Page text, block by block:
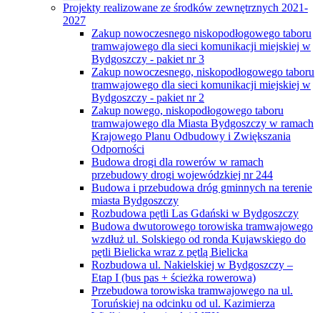
Projekty realizowane ze środków zewnętrznych 2021-
2027
Zakup nowoczesnego niskopodłogowego taboru
tramwajowego dla sieci komunikacji miejskiej w
Bydgoszczy - pakiet nr 3
Zakup nowoczesnego, niskopodłogowego taboru
tramwajowego dla sieci komunikacji miejskiej w
Bydgoszczy - pakiet nr 2
Zakup nowego, niskopodłogowego taboru
tramwajowego dla Miasta Bydgoszczy w ramach
Krajowego Planu Odbudowy i Zwiększania
Odporności
Budowa drogi dla rowerów w ramach
przebudowy drogi wojewódzkiej nr 244
Budowa i przebudowa dróg gminnych na terenie
miasta Bydgoszczy
Rozbudowa pętli Las Gdański w Bydgoszczy
Budowa dwutorowego torowiska tramwajowego
wzdłuż ul. Solskiego od ronda Kujawskiego do
pętli Bielicka wraz z pętlą Bielicka
Rozbudowa ul. Nakielskiej w Bydgoszczy –
Etap I (bus pas + ścieżka rowerowa)
Przebudowa torowiska tramwajowego na ul.
Toruńskiej na odcinku od ul. Kazimierza